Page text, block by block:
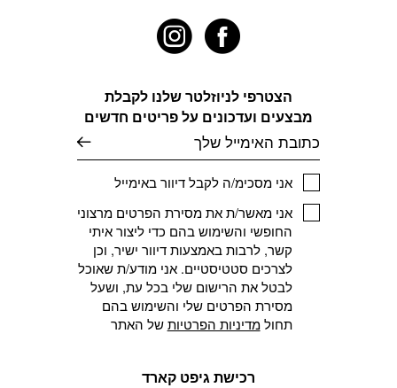
הצטרפי לניוזלטר שלנו לקבלת
מבצעים ועדכונים על פריטים חדשים
אני מסכימ/ה לקבל דיוור באימייל
אני מאשר/ת את מסירת הפרטים מרצוני
החופשי והשימוש בהם כדי ליצור איתי
קשר, לרבות באמצעות דיוור ישיר, וכן
לצרכים סטטיסטיים. אני מודע/ת שאוכל
לבטל את הרישום שלי בכל עת, ושעל
מסירת הפרטים שלי והשימוש בהם
תחולמדיניות הפרטיותשל האתר
רכישת גיפט קארד